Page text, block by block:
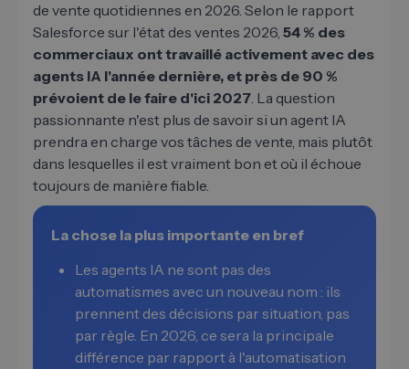
de vente quotidiennes en 2026. Selon le rapport
Salesforce sur l'état des ventes 2026, 54 % des
commerciaux ont travaillé activement avec des
agents IA l'année dernière, et près de 90 %
prévoient de le faire d'ici 2027. La question
passionnante n'est plus de savoir si un agent IA
prendra en charge vos tâches de vente, mais plutôt
dans lesquelles il est vraiment bon et où il échoue
toujours de manière fiable.
La chose la plus importante en bref
Les agents IA ne sont pas des
automatismes avec un nouveau nom : ils
prennent des décisions par situation, pas
par règle. En 2026, ce sera la principale
différence par rapport à l'automatisation